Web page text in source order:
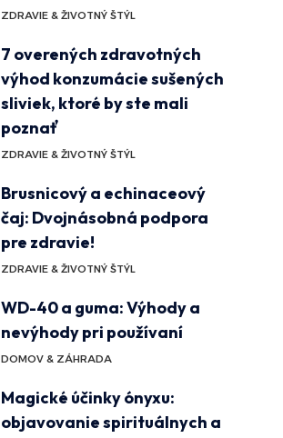
ZDRAVIE & ŽIVOTNÝ ŠTÝL
7 overených zdravotných
výhod konzumácie sušených
sliviek, ktoré by ste mali
poznať
ZDRAVIE & ŽIVOTNÝ ŠTÝL
Brusnicový a echinaceový
čaj: Dvojnásobná podpora
pre zdravie!
ZDRAVIE & ŽIVOTNÝ ŠTÝL
WD-40 a guma: Výhody a
nevýhody pri používaní
DOMOV & ZÁHRADA
Magické účinky ónyxu:
objavovanie spirituálnych a